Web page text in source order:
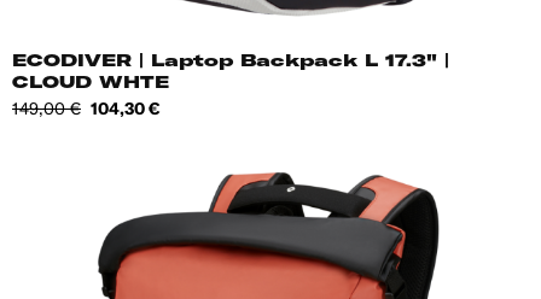
ECODIVER | Laptop Backpack L 17.3" |
CLOUD WHTE
Tavahind
149,00 € Hind
104,30 €